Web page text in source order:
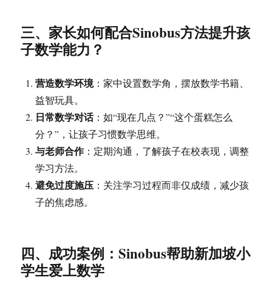
三、家长如何配合Sinobus方法提升孩
子数学能力？
营造数学环境：家中设置数学角，摆放数学书籍、
益智玩具。
日常数学对话：如“现在几点？”“这个蛋糕怎么
分？”，让孩子习惯数学思维。
与老师合作：定期沟通，了解孩子在校表现，调整
学习方法。
避免过度施压 ：关注学习过程而非仅成绩，减少孩
子的焦虑感。
四、成功案例：Sinobus帮助新加坡小
学生爱上数学